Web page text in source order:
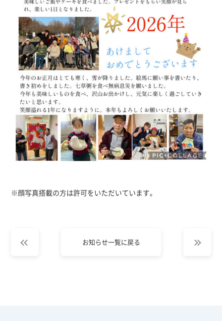
※顔写真搭載の方は許可をいただいています。
お知らせ一覧に戻る